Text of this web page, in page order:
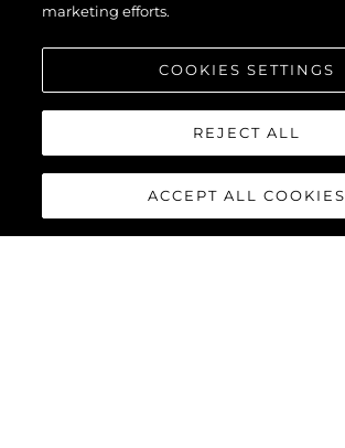
marketing efforts.
COOKIES SETTINGS
REJECT ALL
ACCEPT ALL COOKIES